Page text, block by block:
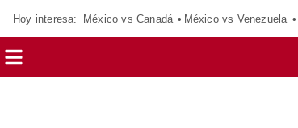
Hoy interesa: México vs Canadá México vs Venezuela